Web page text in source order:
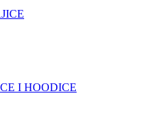
I HOODICE